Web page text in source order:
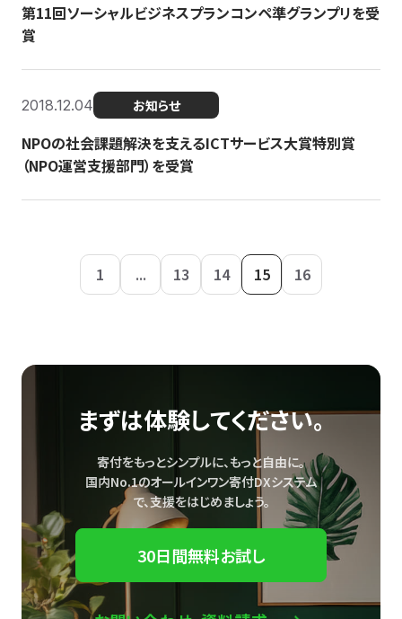
第11回ソーシャルビジネスプランコンペ準グランプリを受
賞
2018.12.04 お知らせ
NPOの社会課題解決を支えるICTサービス大賞特別賞
（NPO運営支援部門）を受賞
1 ... 13 14 15 16
まずは体験してください。
寄付をもっとシンプルに、もっと自由に。
国内No.1のオールインワン寄付DXシステム
で、支援をはじめましょう。
30日間無料お試し